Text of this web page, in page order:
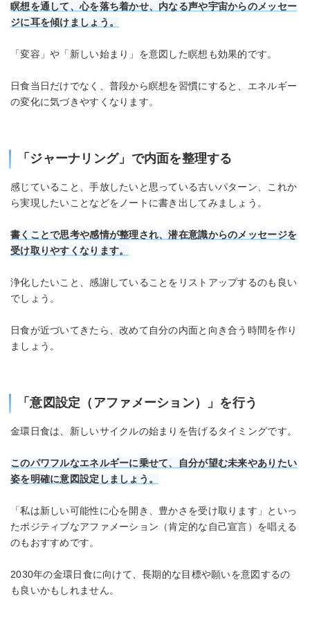
瞑想を通して、心を落ち着かせ、内なる声や宇宙からのメッセー
ジに耳を傾けましょう。
「変容」や「新しい始まり」を意図した瞑想も効果的です。
日食当日だけでなく、普段から瞑想を習慣にすると、エネルギー
の変化に気づきやすくなります。
「ジャーナリング」で内面を整理する
感じていること、手放したいと思っている古いパターン、これか
ら実現したいことなどをノートに書き出してみましょう。
書くことで思考や感情が整理され、潜在意識からのメッセージを
受け取りやすくなります。
浄化したいこと、感謝していることをリストアップするのも良い
でしょう。
日食が近づいてきたら、改めて自分の内面と向き合う時間を作り
ましょう。
「意図設定（アファメーション）」を行う
金環日食は、新しいサイクルの始まりを告げるタイミングです。
このパワフルなエネルギーに乗せて、自分が望む未来やありたい
姿を明確に意図設定しましょう。
「私は新しい可能性に心を開き、豊かさを受け取ります」といっ
たポジティブなアファメーション（肯定的な自己宣言）を唱える
のもおすすめです。
2030年の金環日食に向けて、長期的な目標や願いを意図するの
も良いかもしれません。